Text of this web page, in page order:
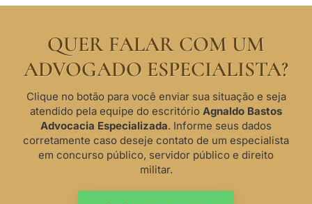
QUER FALAR COM UM
ADVOGADO ESPECIALISTA?
Clique no botão para você enviar sua situação e seja
atendido pela equipe do escritório Agnaldo Bastos
Advocacia Especializada. Informe seus dados
corretamente caso deseje contato de um especialista
em concurso público, servidor público e direito
militar.